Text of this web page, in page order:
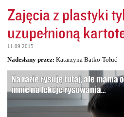
Zajęcia z plastyki
uzupełnioną
11.09.2015
Nadesłany przez: Katarzyna Batko-Tołuć